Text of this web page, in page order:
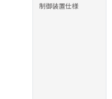
制御装置仕様